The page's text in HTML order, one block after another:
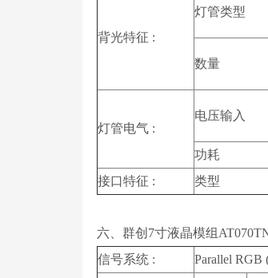
背光特征 :
灯管类型
数量
灯管电气 :
电压输入
功耗
接口特征 :
类型
六、群创7寸液晶模组
信号系统 :
Parallel RGB